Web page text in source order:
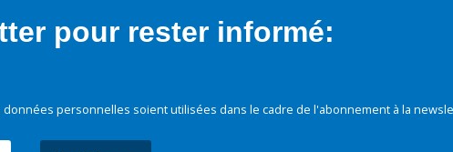
pour rester informé:
personnelles soient utilisées dans le cadre de l'abonnement à la